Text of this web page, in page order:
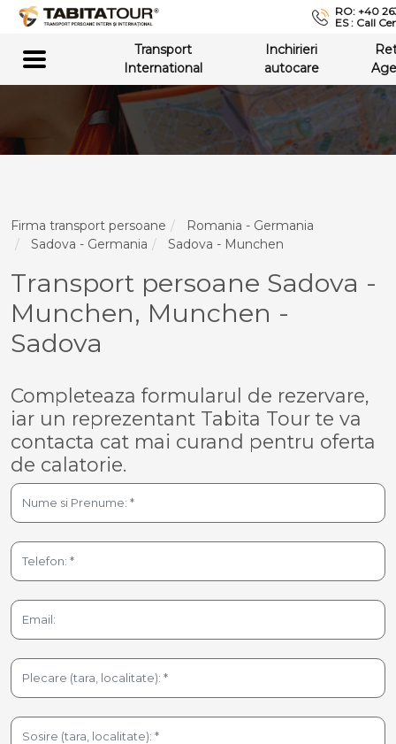
RO: +40
ES : Call
Transport
International
Inchirieri
autocare
Firma transport persoane
Romania - Germania
Sadova - Germania
Sadova - Munchen
Transport persoane Sadova -
Munchen, Munchen -
Sadova
Completeaza formularul de rezervare,
iar un reprezentant Tabita Tour te va
contacta cat mai curand pentru oferta
de calatorie.